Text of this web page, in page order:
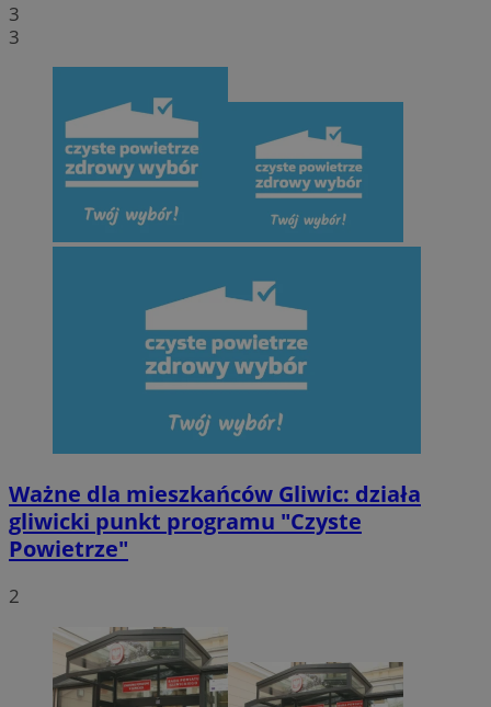
3
3
Ważne dla mieszkańców Gliwic: działa
gliwicki punkt programu "Czyste
Powietrze"
2